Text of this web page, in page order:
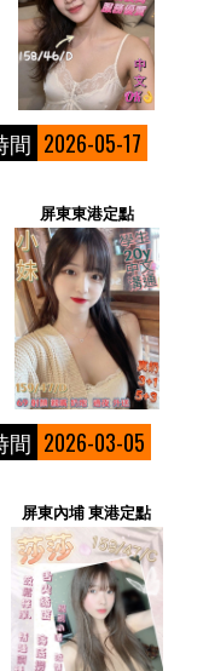
間 2026-05-17
屏東東港定點
間 2026-03-05
屏東內埔 東港定點